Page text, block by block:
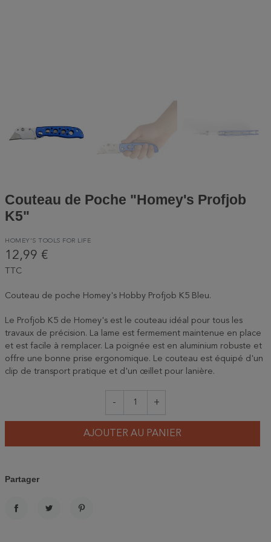
Couteau de Poche "Homey's Profjob
K5"
HOMEY’S TOOLS FOR LIFE
12,99 €
TTC
Couteau de poche Homey's Hobby Profjob K5 Bleu.
Le Profjob K5 de Homey's est le couteau idéal pour tous les
travaux de précision. La lame est fermement maintenue en place
et est facile à remplacer. La poignée est en aluminium robuste et
offre une bonne prise ergonomique. Le couteau est équipé d'un
clip de transport pratique et d'un œillet pour lanière.
- +
AJOUTER AU PANIER
Partager